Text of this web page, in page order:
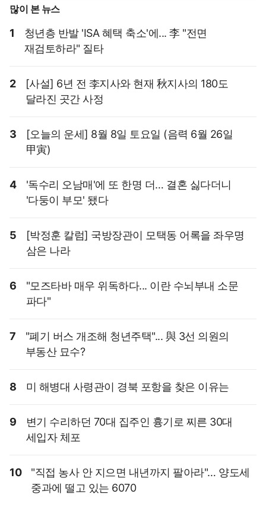
많이 본 뉴스
1
청년층 반발 'ISA 혜택 축소'에... 李 "전면
재검토하라" 질타
2
[사설] 6년 전 李지사와 현재 秋지사의 180도
달라진 곳간 사정
3
[오늘의 운세] 8월 8일 토요일 (음력 6월 26일
甲寅)
4
'독수리 오남매'에 또 한명 더… 결혼 싫다더니
'다둥이 부모' 됐다
5
[박정훈 칼럼] 국방장관이 모택동 어록을 좌우명
삼은 나라
6
"모즈타바 매우 위독하다... 이란 수뇌부내 소문
파다"
7
"폐기 버스 개조해 청년주택"... 與 3선 의원의
부동산 묘수?
8 미 해병대 사령관이 경북 포항을 찾은 이유는
9
변기 수리하던 70대 집주인 흉기로 찌른 30대
세입자 체포
10
"직접 농사 안 지으면 내년까지 팔아라"… 양도세
중과에 떨고 있는 6070